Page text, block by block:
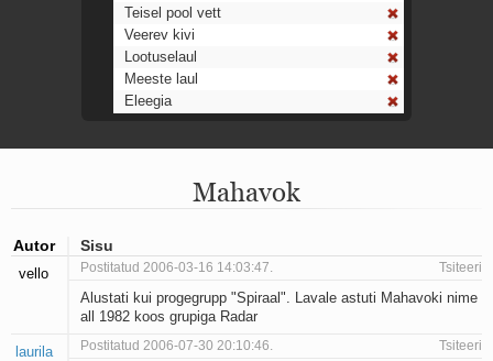
Teisel pool vett
Veerev kivi
Lootuselaul
Meeste laul
Eleegia
Ahtumine
Mu isamaa on minu arm
Aeg
Oota mind
Ih-ih-hii ja ah-ah-haa
Päikeselapsed
Laul võimalusest
Mahavok
Autor Sisu
vello Postitatud 2006-03-16 14:03:47. Tsiteeri
Alustati kui progegrupp "Spiraal". Lavale astuti Mahavoki nime
all 1982 koos grupiga Radar
laurila Postitatud 2006-07-30 20:10:46. Tsiteeri